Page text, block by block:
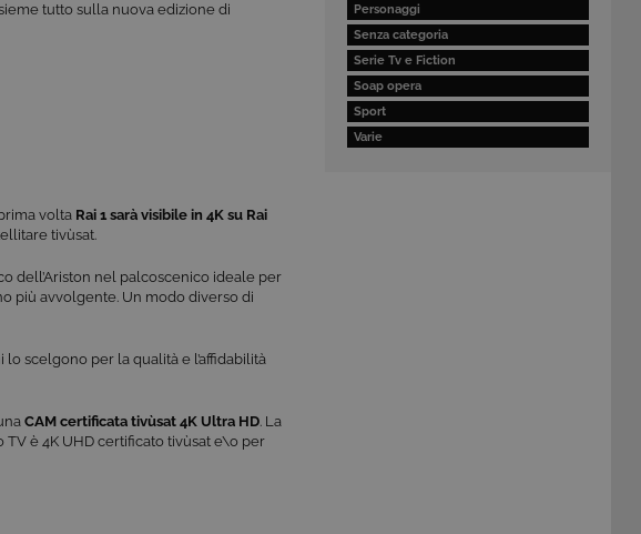
Personaggi
Senza categoria
Serie Tv e Fiction
Soap opera
Sport
Varie
tutto sulla nuova edizione di
volta Rai 1 sarà visibile in 4K su Rai
tivùsat.
dell’Ariston nel palcoscenico ideale per
più avvolgente. Un modo diverso di
scelgono per la qualità e l’affidabilità
CAM certificata tivùsat 4K Ultra HD. La
è 4K UHD certificato tivùsat e\o per